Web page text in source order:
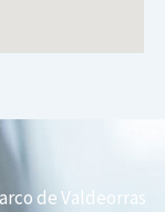
de Valdeorras